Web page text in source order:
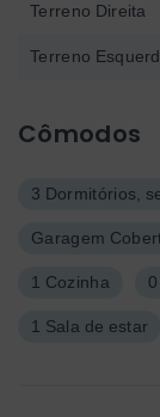
Cômodos
3 Dormitórios,
Garagem
1 Cozinha
1 Sala de estar
Terreno Direita
Terreno